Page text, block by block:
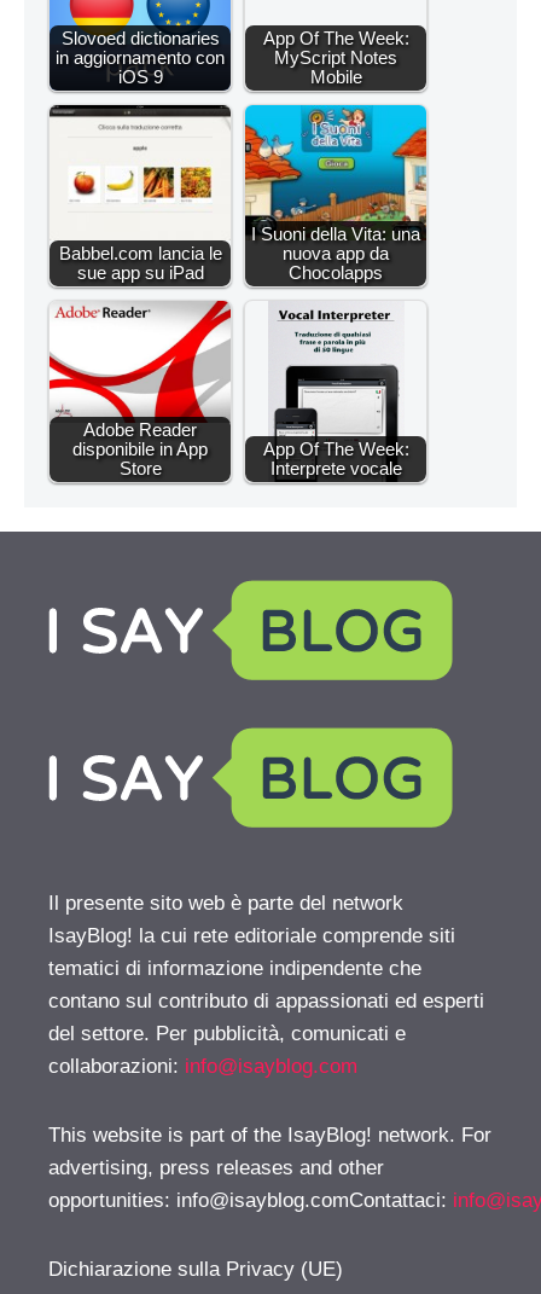
Slovoed dictionaries
in aggiornamento con
iOS 9
App Of The Week:
MyScript Notes
Mobile
Babbel.com lancia le
sue app su iPad
I Suoni della Vita: una
nuova app da
Chocolapps
Adobe Reader
disponibile in App
Store
App Of The Week:
Interprete vocale
Il presente sito web è parte del network
IsayBlog! la cui rete editoriale comprende siti
tematici di informazione indipendente che
contano sul contributo di appassionati ed esperti
del settore. Per pubblicità, comunicati e
collaborazioni: info@isayblog.com
This website is part of the IsayBlog! network. For
advertising, press releases and other
opportunities: info@isayblog.comContattaci:
Dichiarazione sulla Privacy (UE)